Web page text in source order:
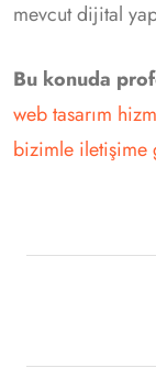
mevcut dijital
Bu konuda
web tasarım
bizimle